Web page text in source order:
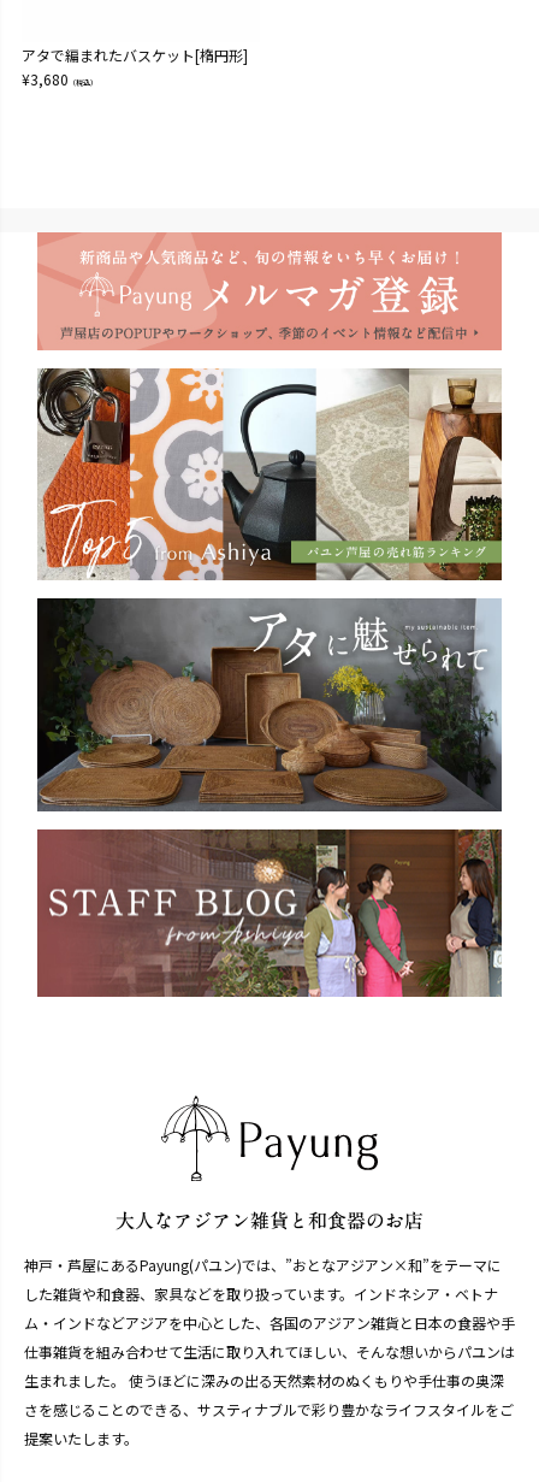
アタで編まれたバスケット[楕円形]
¥3,680 （税込）
神戸・芦屋にあるPayung(パユン)では、”おとなアジアン×和”をテーマに
した雑貨や和食器、家具などを取り扱っています。インドネシア・ベトナ
ム・インドなどアジアを中心とした、各国のアジアン雑貨と日本の食器や手
仕事雑貨を組み合わせて生活に取り入れてほしい、そんな想いからパユンは
生まれました。 使うほどに深みの出る天然素材のぬくもりや手仕事の奥深
さを感じることのできる、サスティナブルで彩り豊かなライフスタイルをご
提案いたします。